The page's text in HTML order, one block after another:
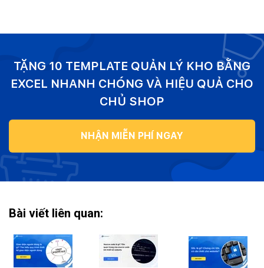
TẶNG 10 TEMPLATE QUẢN LÝ KHO BẰNG
EXCEL NHANH CHÓNG VÀ HIỆU QUẢ CHO
CHỦ SHOP
NHẬN MIỄN PHÍ NGAY
Bài viết liên quan: